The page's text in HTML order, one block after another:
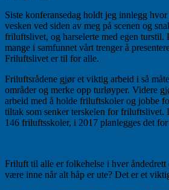
Siste konferansedag holdt jeg innlegg
vesken ved siden av meg på scenen og
friluftslivet, og harselerte med egen turstil.
mange i samfunnet vårt trenger å
Friluftslivet er til for alle.
Friluftsrådene gjør et viktig arbeid i så
områder og merke opp turløyper. Videre
arbeid med å holde friluftskoler og jobbe
tiltak som senker terskelen for friluftslivet.
146 friluftsskoler, i 2017 planlegges det
Friluft til alle er folkehelse i hver
være inne når alt håp er ute? Det er et